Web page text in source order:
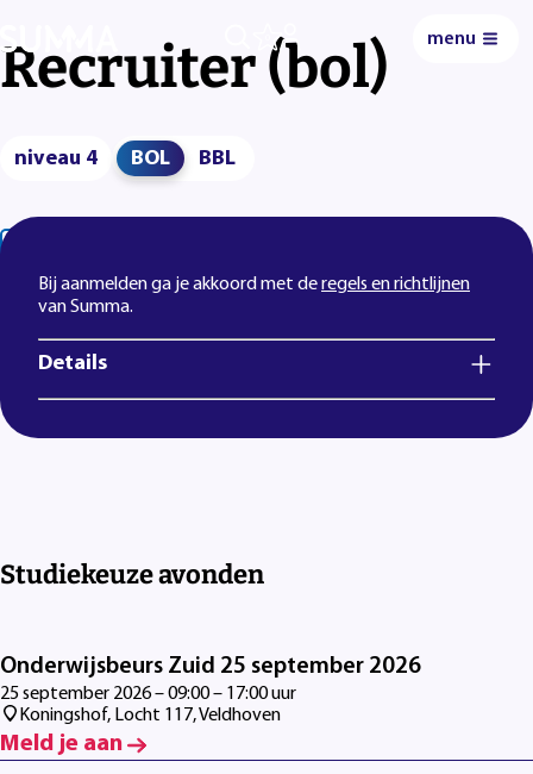
menu
Recruiter (bol)
niveau 4 BOL BBL
Bij aanmelden ga je akkoord met deregels en richtlijnen
van Summa.
Details
Studiekeuze avonden
Onderwijsbeurs Zuid 25 september 2026
25 september 2026 – 09:00 – 17:00 uur
Koningshof, Locht 117, Veldhoven
Meld je aan